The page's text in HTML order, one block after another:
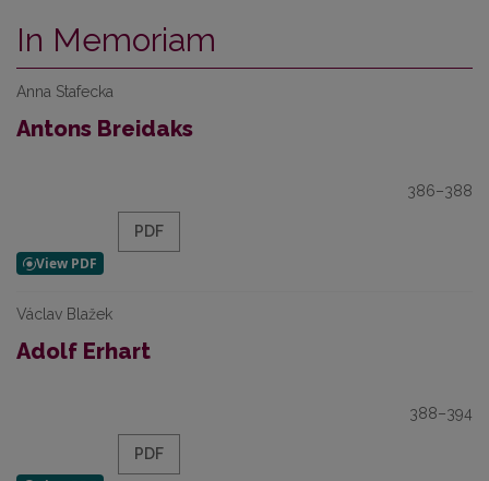
In Memoriam
Anna Stafecka
Antons Breidaks
386–388
PDF
Václav Blažek
Adolf Erhart
388–394
PDF